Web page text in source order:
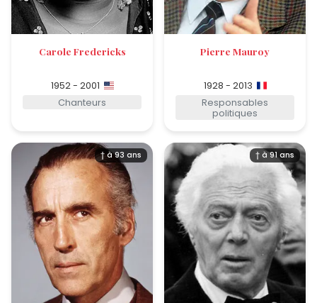
Carole Fredericks
1952 - 2001
Chanteurs
Pierre Mauroy
1928 - 2013
Responsables
politiques
† à 93 ans † à 91 ans